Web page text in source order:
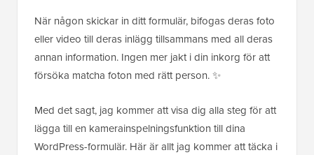
När någon skickar in ditt formulär, bifogas deras foto
eller video till deras inlägg tillsammans med all deras
annan information. Ingen mer jakt i din inkorg för att
försöka matcha foton med rätt person. ✨
Med det sagt, jag kommer att visa dig alla steg för att
lägga till en kamerainspelningsfunktion till dina
WordPress-formulär. Här är allt jag kommer att täcka i